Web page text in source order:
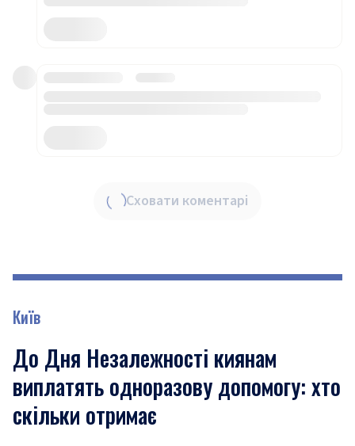
Сховати коментарі
Київ
До Дня Незалежності киянам
виплатять одноразову допомогу: хто
скільки отримає